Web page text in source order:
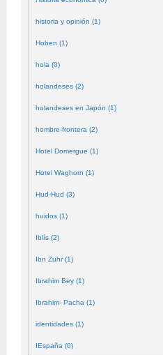
historia y opinión (1)
Hoben (1)
hola (0)
holandeses (2)
holandeses en Japón (1)
hombre-frontera (2)
Hotel Domergue (1)
Hotel Waghorn (1)
Hud-Hud (3)
huidos (1)
Iblís (2)
Ibn Zuhr (1)
Ibrahim Bey (1)
Ibrahim- Pacha (1)
identidades (1)
IEspaña (0)